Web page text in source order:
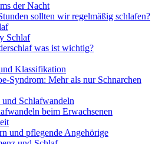
der Nacht
sollten wir regelmäßig schlafen?
Schlaf
was ist wichtig?
Klassifikation
Syndrom: Mehr als nur Schnarchen
Schlafwandeln
beim Erwachsenen
und pflegende Angehörige